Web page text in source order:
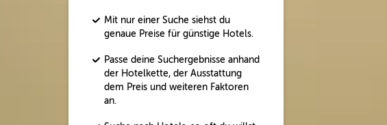
Mit nur einer Suche siehst du
genaue Preise für günstige Hotels.
Passe deine Suchergebnisse anhand
der Hotelkette, der Ausstattung
dem Preis und weiteren Faktoren
an.